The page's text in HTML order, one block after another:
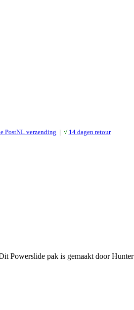
PostNL verzending | √ 14 dagen retour
Powerslide pak is gemaakt door Hunter